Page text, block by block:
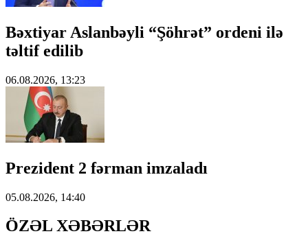
Bəxtiyar Aslanbəyli “Şöhrət” ordeni ilə
təltif edilib
06.08.2026, 13:23
Prezident 2 fərman imzaladı
05.08.2026, 14:40
ÖZƏL XƏBƏRLƏR